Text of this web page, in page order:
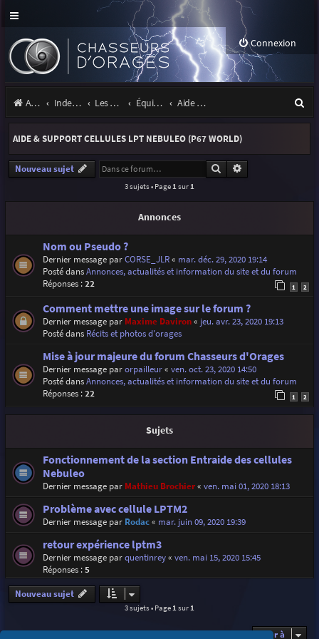
Connexion
Accueil Index du forum Les orages Équipement Aide & support cellules LPT Nebuleo (P67 World)
e
r
AIDE & SUPPORT CELLULES LPT NEBULEO (P67 WORLD)
Nouveau sujet Rechercher
3 sujets • Page 1 sur 1
Annonces
Nom ou Pseudo ?
Dernier message parCORSE_JLR« mar. déc. 29, 2020 19:14
Posté dansAnnonces, actualités et information du site et du forum
Réponses :22 1 2
Comment mettre une image sur le forum ?
Dernier message par Maxime Daviron« jeu. avr. 23, 2020 19:13
Posté dans Récits et photos d'orages
Mise à jour majeure du forum Chasseurs d'Orages
Dernier message parorpailleur« ven. oct. 23, 2020 14:50
Posté dansAnnonces, actualités et information du site et du forum
Réponses :22 1 2
Sujets
Fonctionnement de la section Entraide des cellules
Nebuleo
Dernier message par Mathieu Brochier« ven. mai 01, 2020 18:13
Problème avec cellule LPTM2
Dernier message par Rodac« mar. juin 09, 2020 19:39
retour expérience lptm3
Dernier message parquentinrey« ven. mai 15, 2020 15:45
Réponses :5
Nouveau sujet
3 sujets • Page1sur1
Aller à